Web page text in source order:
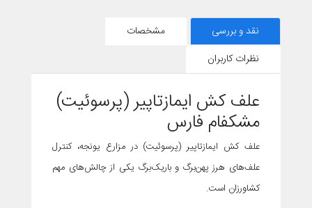
نقد و بررسی
مشخصات
نظرات کاربران
علف کش ایمازتاپیر (پرسوئیت)
مشکفام فارس
علف کش ایمازتاپیر (پرسوئیت) در مزارع یونجه، کنترل
علف‌های هرز پهن‌برگ و باریک‌برگ یکی از چالش‌های مهم
کشاورزان است.